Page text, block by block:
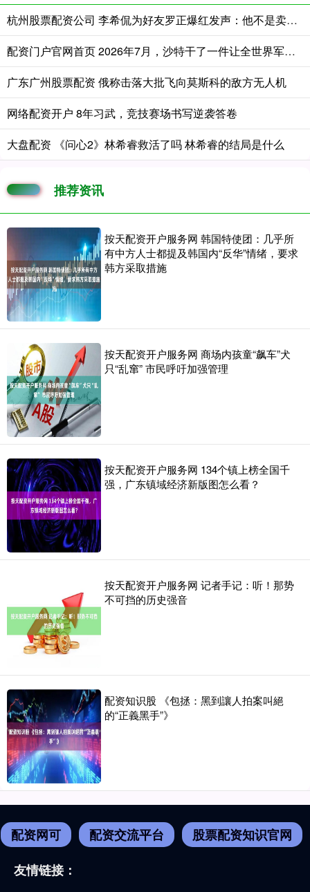
杭州股票配资公司 李希侃为好友罗正爆红发声：他不是卖惨是真惨
配资门户官网首页 2026年7月，沙特干了一件让全世界军火商都看不懂的事：花4720万
广东广州股票配资 俄称击落大批飞向莫斯科的敌方无人机
网络配资开户 8年习武，竞技赛场书写逆袭答卷
大盘配资 《问心2》林希睿救活了吗 林希睿的结局是什么
推荐资讯
按天配资开户服务网 韩国特使团：几乎所
有中方人士都提及韩国内“反华”情绪，要求
韩方采取措施
按天配资开户服务网 商场内孩童“飙车”犬
只“乱窜” 市民呼吁加强管理
按天配资开户服务网 134个镇上榜全国千
强，广东镇域经济新版图怎么看？
按天配资开户服务网 记者手记：听！那势
不可挡的历史强音
配资知识股 《包拯：黑到讓人拍案叫絕
的“正義黑手”》
配资网可 配资交流平台
股票配资知识官网
友情链接：